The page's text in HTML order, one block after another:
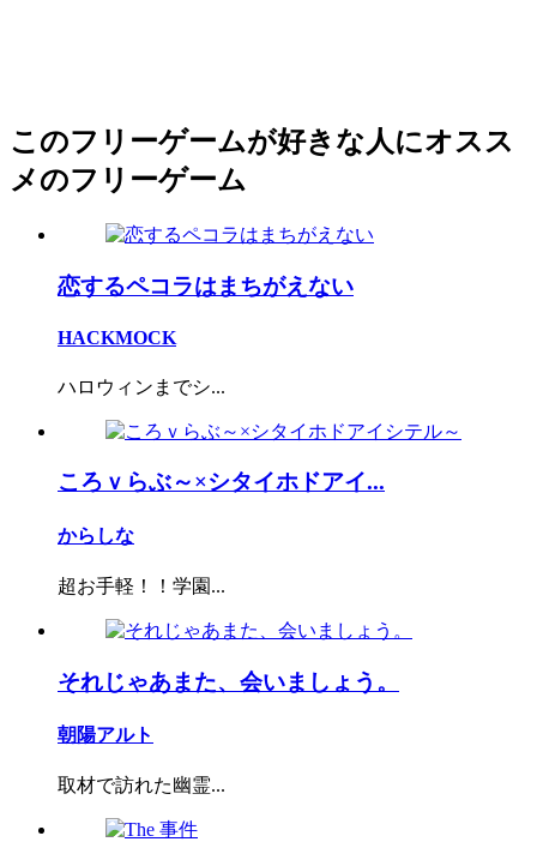
このフリーゲームが好きな人にオスス
メのフリーゲーム
恋するペコラはまちがえない
HACKMOCK
ハロウィンまでシ...
ころｖらぶ～×シタイホドアイ...
からしな
超お手軽！！学園...
それじゃあまた、会いましょう。
朝陽アルト
取材で訪れた幽霊...